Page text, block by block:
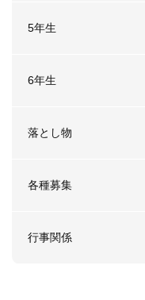
5年生
6年生
落とし物
各種募集
行事関係